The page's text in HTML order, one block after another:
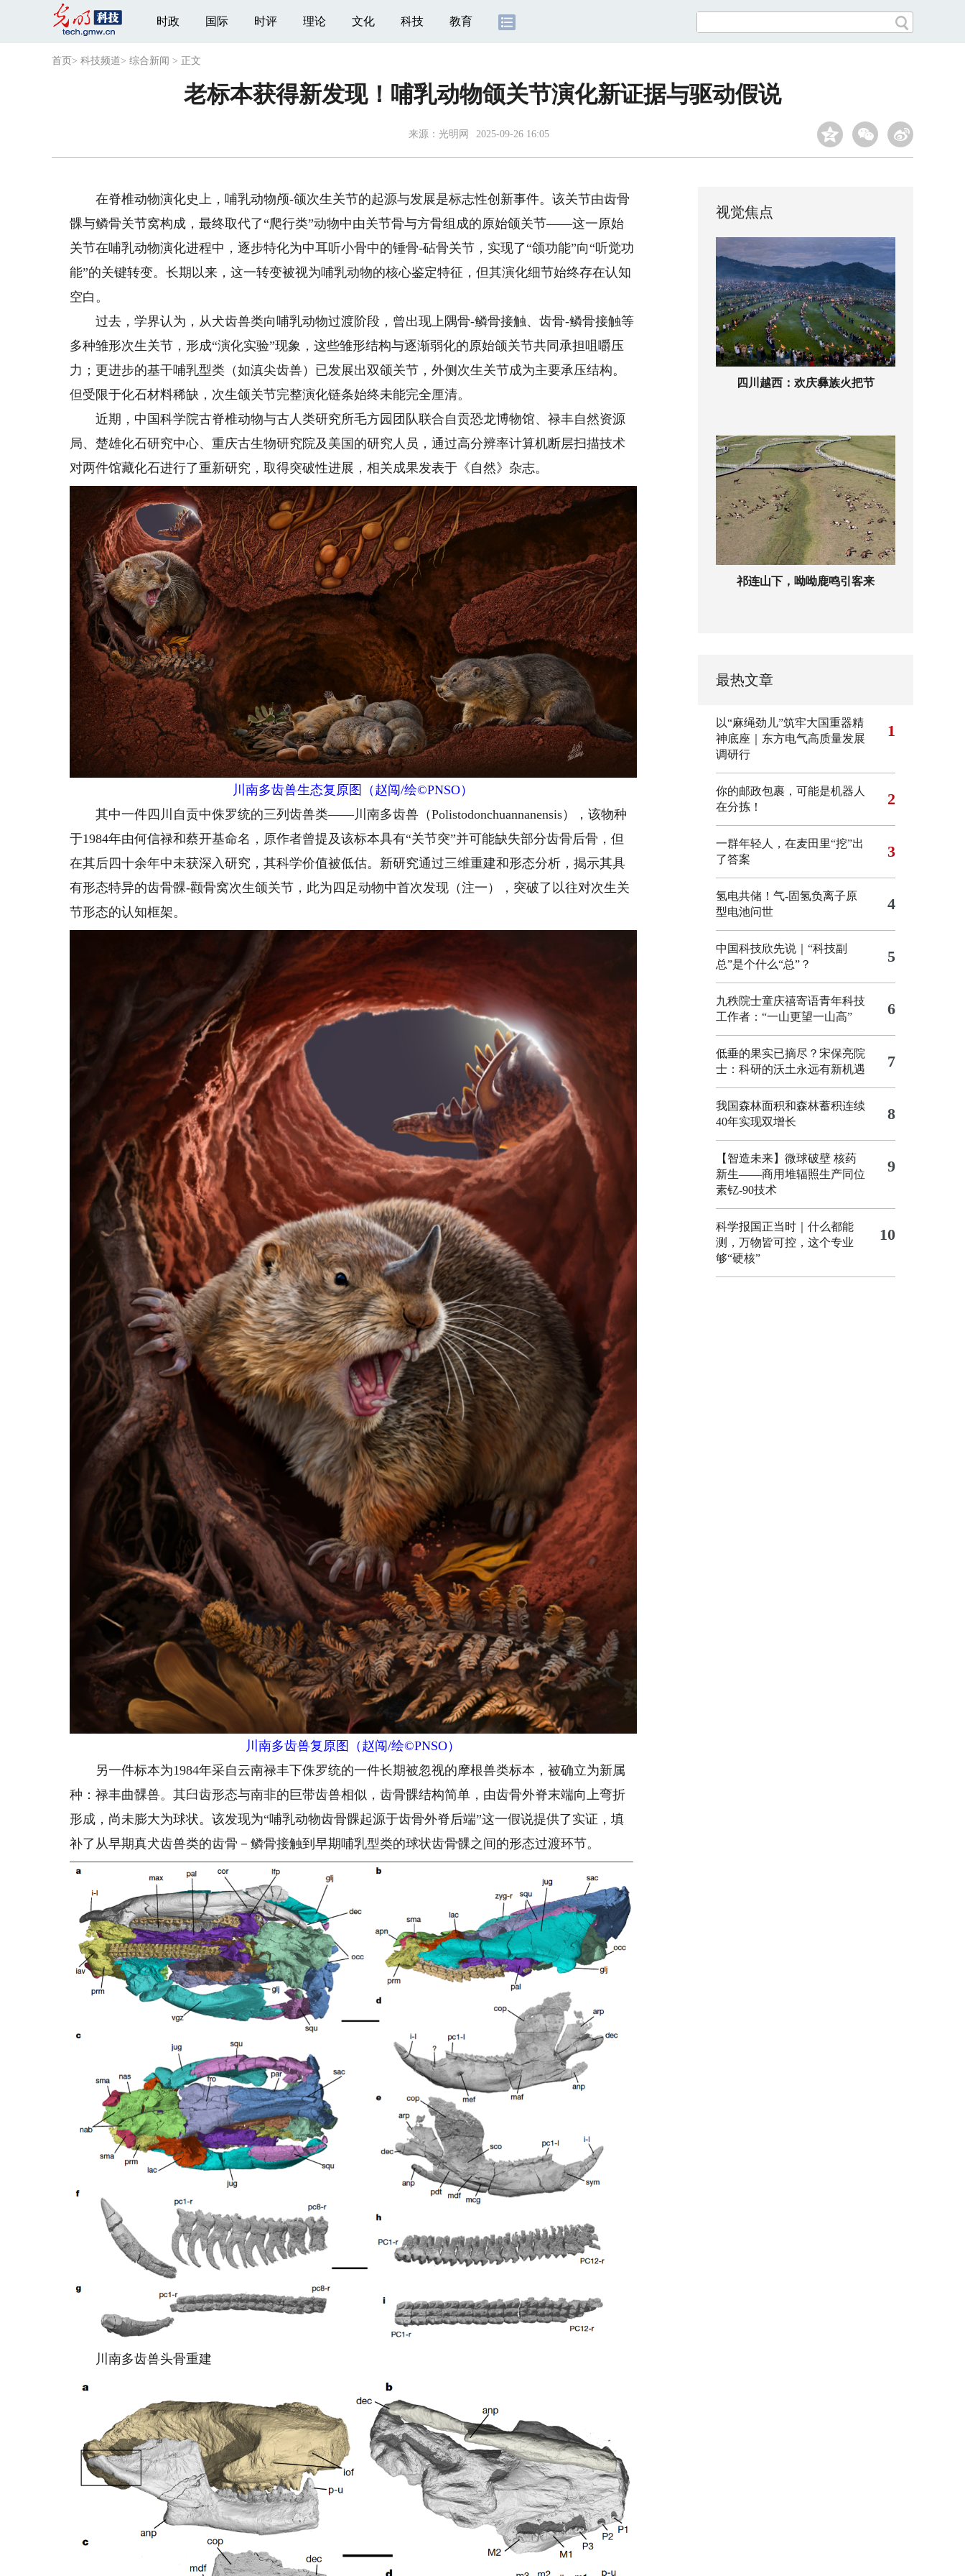
时政 国际 时评 理论 文化 科技 教育
首页 > 科技频道> 综合新闻 > 正文
老标本获得新发现！哺乳动物颌关节演化新证据与驱动假说
来源： 光明网 2025-09-26 16:05
在脊椎动物演化史上，哺乳动物颅-颌次生关节的起源与发展是标志性创新事件。该关节由齿骨
髁与鳞骨关节窝构成，最终取代了“爬行类”动物中由关节骨与方骨组成的原始颌关节——这一原始
关节在哺乳动物演化进程中，逐步特化为中耳听小骨中的锤骨-砧骨关节，实现了“颌功能”向“听觉功
能”的关键转变。长期以来，这一转变被视为哺乳动物的核心鉴定特征，但其演化细节始终存在认知
空白。
过去，学界认为，从犬齿兽类向哺乳动物过渡阶段，曾出现上隅骨-鳞骨接触、齿骨-鳞骨接触等
多种雏形次生关节，形成“演化实验”现象，这些雏形结构与逐渐弱化的原始颌关节共同承担咀嚼压
力；更进步的基干哺乳型类（如滇尖齿兽）已发展出双颌关节，外侧次生关节成为主要承压结构。
但受限于化石材料稀缺，次生颌关节完整演化链条始终未能完全厘清。
近期，中国科学院古脊椎动物与古人类研究所毛方园团队联合自贡恐龙博物馆、禄丰自然资源
局、楚雄化石研究中心、重庆古生物研究院及美国的研究人员，通过高分辨率计算机断层扫描技术
对两件馆藏化石进行了重新研究，取得突破性进展，相关成果发表于《自然》杂志。
川南多齿兽生态复原图（赵闯/绘©PNSO）
其中一件四川自贡中侏罗统的三列齿兽类——川南多齿兽（Polistodonchuannanensis），该物种
于1984年由何信禄和蔡开基命名，原作者曾提及该标本具有“关节突”并可能缺失部分齿骨后骨，但
在其后四十余年中未获深入研究，其科学价值被低估。新研究通过三维重建和形态分析，揭示其具
有形态特异的齿骨髁-颧骨窝次生颌关节，此为四足动物中首次发现（注一），突破了以往对次生关
节形态的认知框架。
川南多齿兽复原图（赵闯/绘©PNSO）
另一件标本为1984年采自云南禄丰下侏罗统的一件长期被忽视的摩根兽类标本，被确立为新属
种：禄丰曲髁兽。其臼齿形态与南非的巨带齿兽相似，齿骨髁结构简单，由齿骨外脊末端向上弯折
形成，尚未膨大为球状。该发现为“哺乳动物齿骨髁起源于齿骨外脊后端”这一假说提供了实证，填
补了从早期真犬齿兽类的齿骨－鳞骨接触到早期哺乳型类的球状齿骨髁之间的形态过渡环节。
川南多齿兽头骨重建
视觉焦点
四川越西：欢庆彝族火把节
祁连山下，呦呦鹿鸣引客来
最热文章
以“麻绳劲儿”筑牢大国重器精
神底座｜东方电气高质量发展
调研行
1
你的邮政包裹，可能是机器人
在分拣！
2
一群年轻人，在麦田里“挖”出
了答案
3
氢电共储！气-固氢负离子原
型电池问世
4
中国科技欣先说｜“科技副
总”是个什么“总”？
5
九秩院士童庆禧寄语青年科技
工作者：“一山更望一山高”
6
低垂的果实已摘尽？宋保亮院
士：科研的沃土永远有新机遇
7
我国森林面积和森林蓄积连续
40年实现双增长
8
【智造未来】微球破壁 核药
新生——商用堆辐照生产同位
素钇-90技术
9
科学报国正当时｜什么都能
测，万物皆可控，这个专业
够“硬核”
10